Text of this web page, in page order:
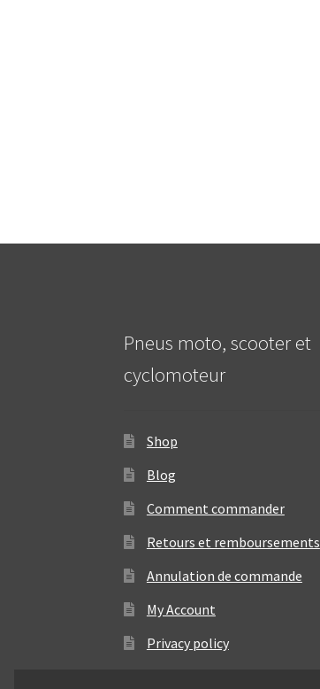
Pneus moto, scooter et
cyclomoteur
Shop
Blog
Comment commander
Retours et remboursements
Annulation de commande
My Account
Privacy policy